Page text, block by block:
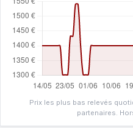
Prix les plus bas relevés
partenaires.